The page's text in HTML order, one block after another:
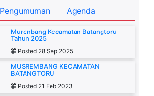
Pengumuman Agenda
Murenbang Kecamatan Batangtoru
Tahun 2025
Posted 28 Sep 2025
MUSREMBANG KECAMATAN
BATANGTORU
Posted 21 Feb 2023